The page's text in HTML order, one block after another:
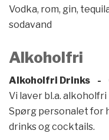
Vodka, rom, gin,
sodavand
Alkoholfri
Alkoholfri Drinks -
Vi laver bl.a. alkoholfri
Spørg personalet for
drinks og cocktails.